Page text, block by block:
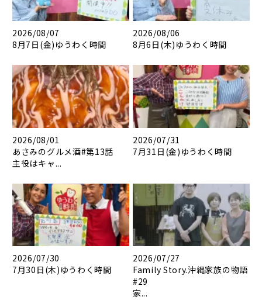
2026/08/07
8月7日(金)ゆうわく時間
2026/08/06
8月6日(木)ゆうわく時間
2026/08/01
あさみのグルメ酒#第13話
主役はキャ...
2026/07/31
7月31日(金)ゆうわく時間
2026/07/30
7月30日(木)ゆうわく時間
2026/07/27
Family Story.沖縄家族の物語
#29
家...